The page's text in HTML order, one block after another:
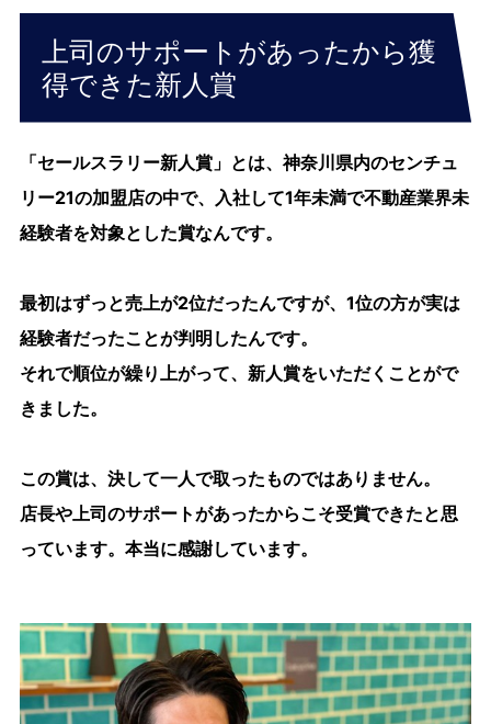
上司のサポートがあったから獲
得できた新人賞
「セールスラリー新人賞」とは、神奈川県内のセンチュ
リー21の加盟店の中で、入社して1年未満で不動産業界未
経験者を対象とした賞なんです。
最初はずっと売上が2位だったんですが、1位の方が実は
経験者だったことが判明したんです。
それで順位が繰り上がって、新人賞をいただくことがで
きました。
この賞は、決して一人で取ったものではありません。
店長や上司のサポートがあったからこそ受賞できたと思
っています。本当に感謝しています。